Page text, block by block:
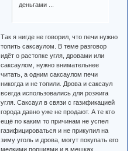
деньгами ...
Так я нигде не говорил, что печи нужно
топить саксаулом. В теме разговор
идёт о растопке угля, дровами или
саксаулом, нужно внимательнее
читать, а одним саксаулом печи
никогда и не топили. Дрова и саксаул
всегда использовались для розжига
угля. Саксаул в связи с газификацией
города давно уже не продают. А те кто
ещё по каким то причинам не успел
газифицироваться и не прикупил на
зиму уголь и дрова, могут покупать его
мелкими порциями и в мешках.